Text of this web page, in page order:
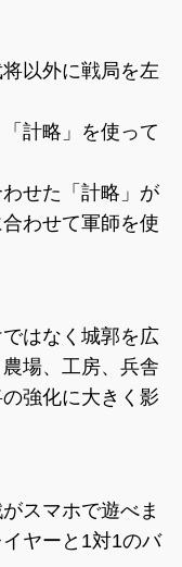
以外に戦局を左
計略」を使って
せた「計略」が
わせて軍師を使
はなく城郭を広
場、工房、兵舎
強化に大きく影
スマホで遊べま
ヤーと1対1のバ